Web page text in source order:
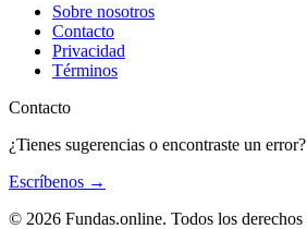
Sobre nosotros
Contacto
Privacidad
Términos
Contacto
¿Tienes sugerencias o encontraste un error?
Escríbenos →
© 2026 Fundas.online. Todos los derechos